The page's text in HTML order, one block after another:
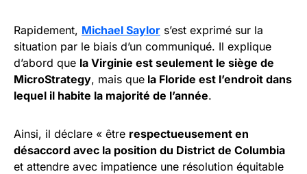
Rapidement, Michael Saylor s’est exprimé sur la
situation par le biais d’un communiqué. Il explique
d’abord que la Virginie est seulement le siège de
MicroStrategy, mais que la Floride est l’endroit dans
lequel il habite la majorité de l’année.
Ainsi, il déclare « être respectueusement en
désaccord avec la position du District de Columbia
et attendre avec impatience une résolution équitable